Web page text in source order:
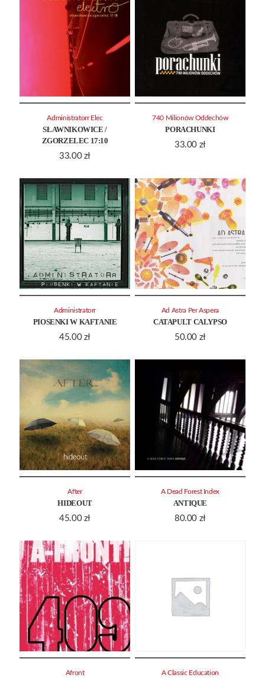
SŁAWNIKOWICE /
ZGORZELEC 17:10
33.00 zł
Administratorr Elec
PORACHUNKI
33.00 zł
740 Milionów Oddechów
PIOSENKI W KAFTANIE
45.00 zł
Administratorr
CATAPULT CALYPSO
50.00 zł
Ad Astra Per Aspera
HIDEOUT
45.00 zł
After
ANTIQUE
80.00 zł
A Dead Forest Index
Afront A Classic Education